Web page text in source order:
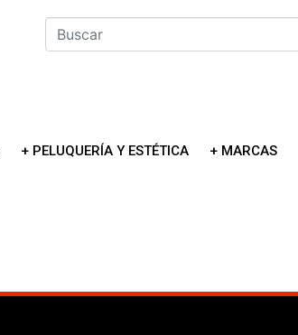
+ PELUQUERÍA Y ESTÉTICA + MARCAS